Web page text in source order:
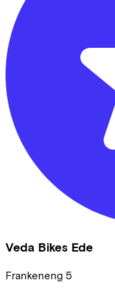
Veda Bikes Ede
Frankeneng 5